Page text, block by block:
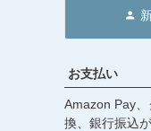
お支払い
Amazon Pay、
換、銀行振込